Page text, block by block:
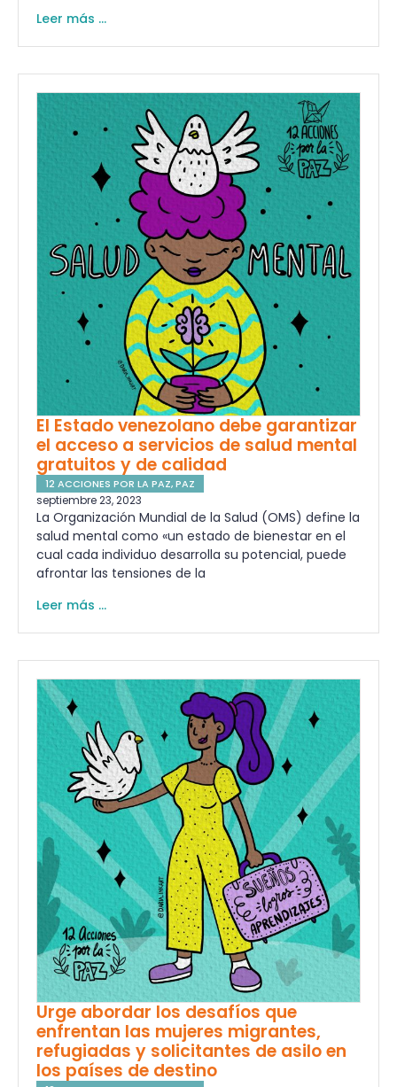
Leer más ...
El Estado venezolano debe garantizar
el acceso a servicios de salud mental
gratuitos y de calidad
12 ACCIONES POR LA PAZ,PAZ
septiembre 23, 2023
La Organización Mundial de la Salud (OMS) define la
salud mental como «un estado de bienestar en el
cual cada individuo desarrolla su potencial, puede
afrontar las tensiones de la
Leer más ...
Urge abordar los desafíos que
enfrentan las mujeres migrantes,
refugiadas y solicitantes de asilo en
los países de destino